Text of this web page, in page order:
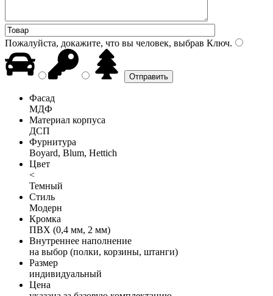
Пожалуйста, докажите, что вы человек, выбрав Ключ.
Фасад
МДФ
Материал корпуса
ДСП
Фурнитура
Boyard, Blum, Hettich
Цвет
<
Темный
Стиль
Модерн
Кромка
ПВХ (0,4 мм, 2 мм)
Внутреннее наполнение
на выбор (полки, корзины, штанги)
Размер
индивидуальный
Цена